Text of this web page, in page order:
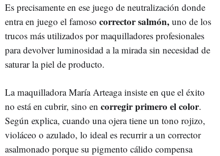
Es precisamente en ese juego de neutralización donde
entra en juego el famoso corrector salmón, uno de los
trucos más utilizados por maquilladores profesionales
para devolver luminosidad a la mirada sin necesidad de
saturar la piel de producto.
La maquilladora María Arteaga insiste en que el éxito
no está en cubrir, sino en corregir primero el color.
Según explica, cuando una ojera tiene un tono rojizo,
violáceo o azulado, lo ideal es recurrir a un corrector
asalmonado porque su pigmento cálido compensa